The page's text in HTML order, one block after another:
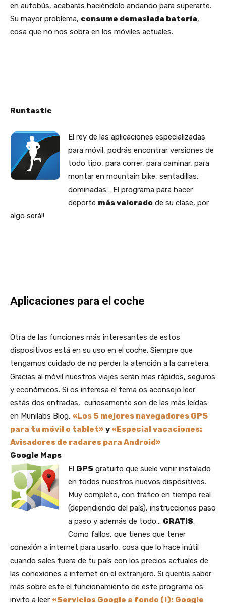
en autobús, acabarás haciéndolo andando para superarte.
Su mayor problema, consume demasiada batería,
cosa que no nos sobra en los móviles actuales.
Runtastic
El rey de las aplicaciones especializadas
para móvil, podrás encontrar versiones de
todo tipo, para correr, para caminar, para
montar en mountain bike, sentadillas,
dominadas… El programa para hacer
deporte más valorado de su clase, por
algo será!!
Aplicaciones para el coche
Otra de las funciones más interesantes de estos
dispositivos está en su uso en el coche. Siempre que
tengamos cuidado de no perder la atención a la carretera.
Gracias al móvil nuestros viajes serán mas rápidos, seguros
y económicos. Si os interesa el tema os aconsejo leer
estás dos entradas, curiosamente son de las más leídas
en Munilabs Blog. «Los 5 mejores navegadores GPS
para tu móvil o tablet» y «Especial vacaciones:
Avisadores de radares para Android»
Google Maps
El GPS gratuito que suele venir instalado
en todos nuestros nuevos dispositivos.
Muy completo, con tráfico en tiempo real
(dependiendo del país), instrucciones paso
a paso y además de todo… GRATIS.
Como fallos, que tienes que tener
conexión a internet para usarlo, cosa que lo hace inútil
cuando sales fuera de tu país con los precios actuales de
las conexiones a internet en el extranjero. Si queréis saber
más sobre este el funcionamiento de este programa os
invito a leer «Servicios Google a fondo (I): Google